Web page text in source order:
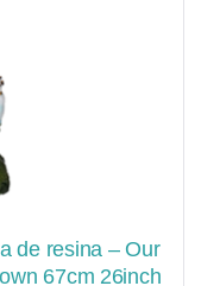
de resina – Our
67cm 26inch